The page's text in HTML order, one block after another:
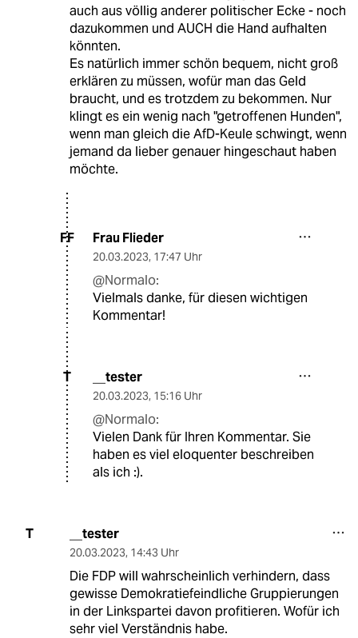
auch aus völlig anderer politischer Ecke - noch
dazukommen und AUCH die Hand aufhalten
könnten.
Es natürlich immer schön bequem, nicht groß
erklären zu müssen, wofür man das Geld
braucht, und es trotzdem zu bekommen. Nur
klingt es ein wenig nach "getroffenen Hunden",
wenn man gleich die AfD-Keule schwingt, wenn
jemand da lieber genauer hingeschaut haben
möchte.
FF Frau Flieder
20.03.2023, 17:47 Uhr
@Normalo:
Vielmals danke, für diesen wichtigen
Kommentar!
T __tester
20.03.2023, 15:16 Uhr
@Normalo:
Vielen Dank für Ihren Kommentar. Sie
haben es viel eloquenter beschreiben
als ich :).
T __tester
20.03.2023, 14:43 Uhr
Die FDP will wahrscheinlich verhindern, dass
gewisse Demokratiefeindliche Gruppierungen
in der Linkspartei davon profitieren. Wofür ich
sehr viel Verständnis habe.